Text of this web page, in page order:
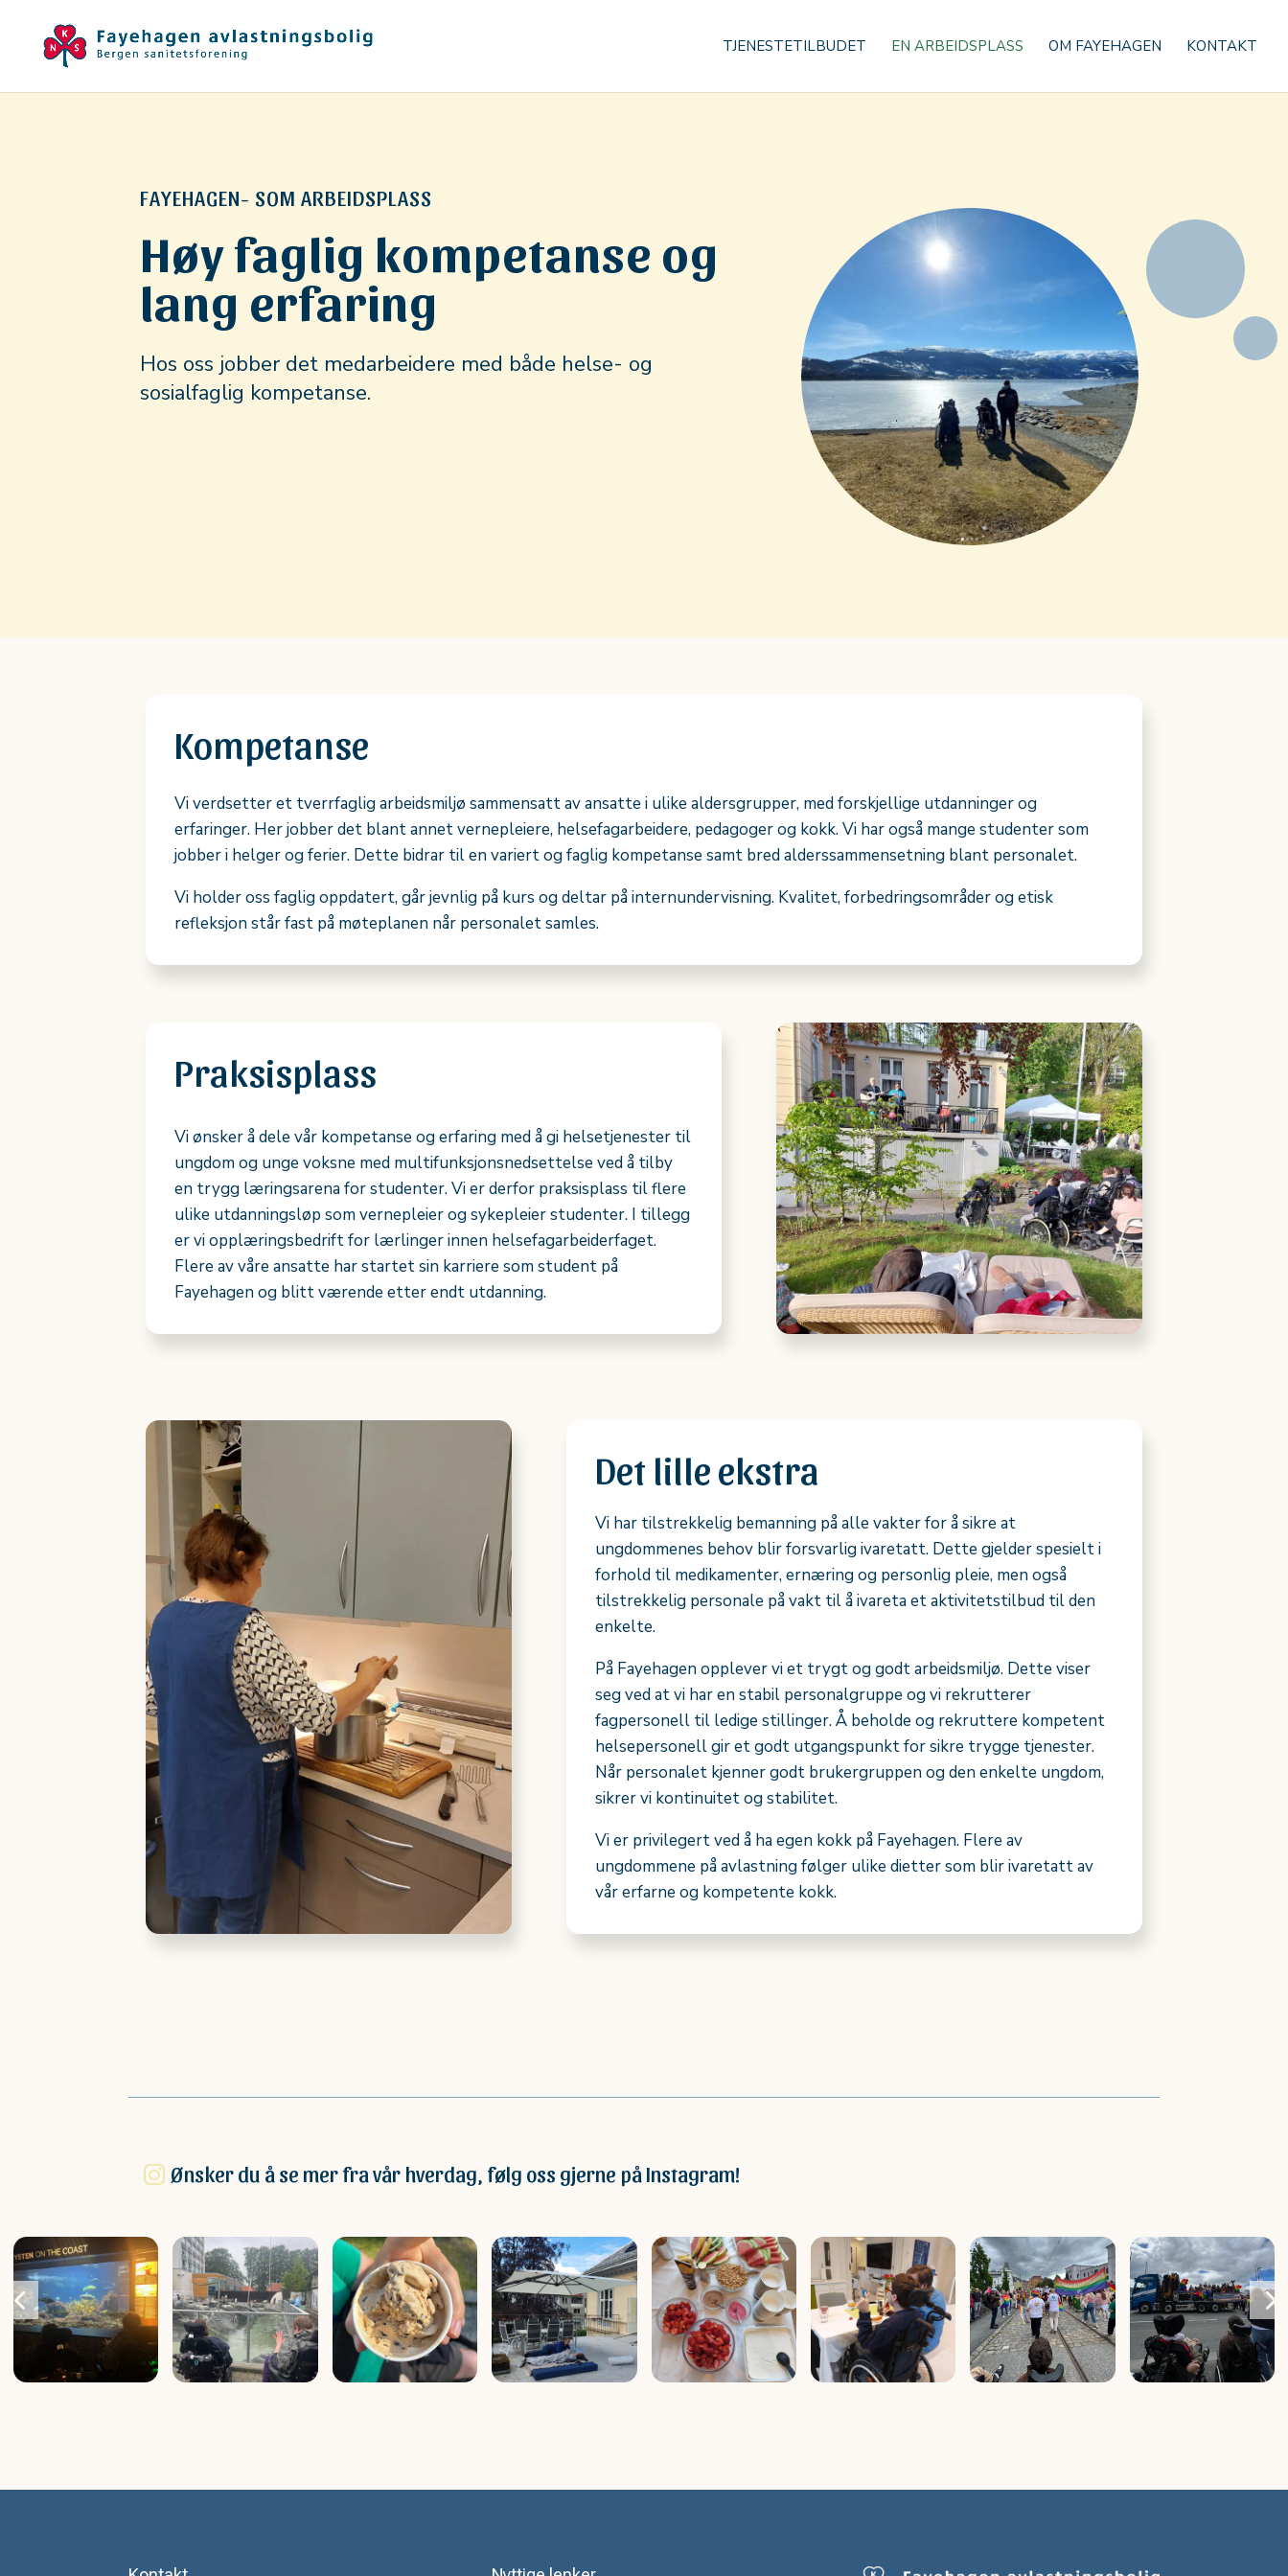
TJENESTETILBUDET EN ARBEIDSPLASS OM FAYEHAGEN KONTAKT
FAYEHAGEN- SOM ARBEIDSPLASS
Høy faglig kompetanse og
lang erfaring
Hos oss jobber det medarbeidere med både helse- og
sosialfaglig kompetanse.
Kompetanse
Vi verdsetter et tverrfaglig arbeidsmiljø sammensatt av ansatte i ulike aldersgrupper, med forskjellige utdanninger og
erfaringer. Her jobber det blant annet vernepleiere, helsefagarbeidere, pedagoger og kokk. Vi har også mange studenter som
jobber i helger og ferier. Dette bidrar til en variert og faglig kompetanse samt bred alderssammensetning blant personalet.
Vi holder oss faglig oppdatert, går jevnlig på kurs og deltar på internundervisning. Kvalitet, forbedringsområder og etisk
refleksjon står fast på møteplanen når personalet samles.
Praksisplass
Vi ønsker å dele vår kompetanse og erfaring med å gi helsetjenester til
ungdom og unge voksne med multifunksjonsnedsettelse ved å tilby
en trygg læringsarena for studenter. Vi er derfor praksisplass til flere
ulike utdanningsløp som vernepleier og sykepleier studenter. I tillegg
er vi opplæringsbedrift for lærlinger innen helsefagarbeiderfaget.
Flere av våre ansatte har startet sin karriere som student på
Fayehagen og blitt værende etter endt utdanning.
Det lille ekstra
Vi har tilstrekkelig bemanning på alle vakter for å sikre at
ungdommenes behov blir forsvarlig ivaretatt. Dette gjelder spesielt i
forhold til medikamenter, ernæring og personlig pleie, men også
tilstrekkelig personale på vakt til å ivareta et aktivitetstilbud til den
enkelte.
På Fayehagen opplever vi et trygt og godt arbeidsmiljø. Dette viser
seg ved at vi har en stabil personalgruppe og vi rekrutterer
fagpersonell til ledige stillinger. Å beholde og rekruttere kompetent
helsepersonell gir et godt utgangspunkt for sikre trygge tjenester.
Når personalet kjenner godt brukergruppen og den enkelte ungdom,
sikrer vi kontinuitet og stabilitet.
Vi er privilegert ved å ha egen kokk på Fayehagen. Flere av
ungdommene på avlastning følger ulike dietter som blir ivaretatt av
vår erfarne og kompetente kokk.
Ønsker du å se mer fra vår hverdag, følg oss gjerne på Instagram!